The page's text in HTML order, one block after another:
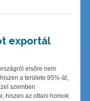
exportál
elsőre nem
a területe 95%-át,
szemben
hiszen az ottani homok